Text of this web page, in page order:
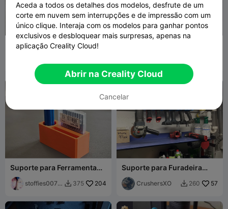
Suporte de Ferramentas K1
/ K1C para o Painel Traseiro
por Calor
ADHD
Suporte para Ferramenta
de Rebarbação para
Multiboard
stoffies0071
 375 204
Suporte para Furadeira
sem Fio
CrushersXO  260 57
Aceda a todos os detalhes dos modelos, desfrute de um
corte em nuvem sem interrupções e de impressão com um
único clique. Interaja com os modelos para ganhar pontos
exclusivos e desbloquear mais surpresas, apenas na
aplicação Creality Cloud!
Abrir na Creality Cloud
Cancelar